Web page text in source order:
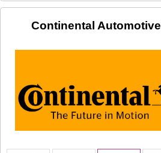
Continental Automotive